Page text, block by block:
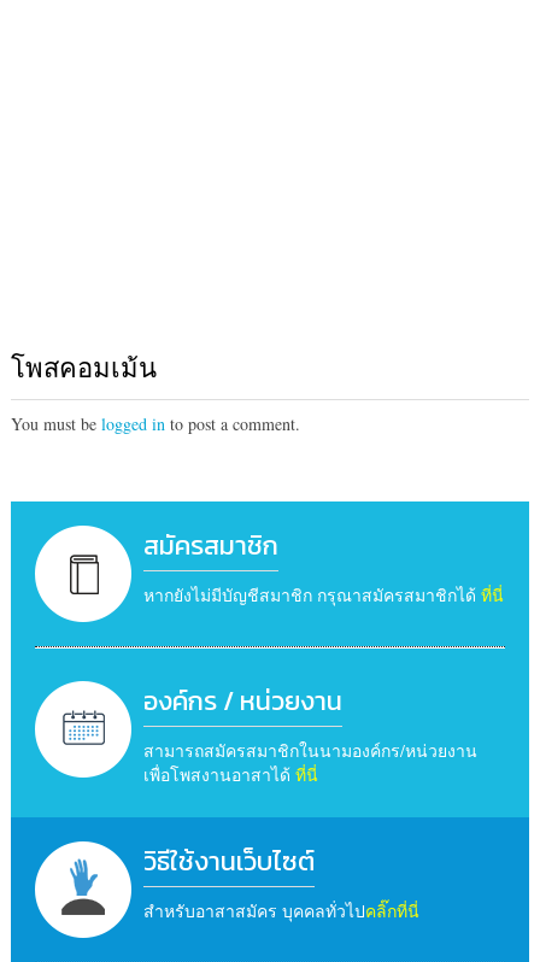
โพสคอมเม้น
You must be logged into post a comment.
สมัครสมาชิก
หากยังไม่มีบัญชีสมาชิก กรุณาสมัครสมาชิกได้ ที่นี่
องค์กร / หน่วยงาน
สามารถสมัครสมาชิกในนามองค์กร/หน่วยงาน
เพื่อโพสงานอาสาได้ ที่นี่
วิธีใช้งานเว็บไซต์
สำหรับอาสาสมัคร บุคคลทั่วไปคลิ๊กที่นี่